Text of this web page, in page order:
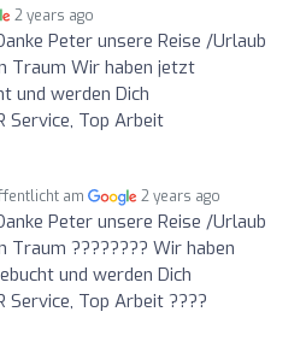
2 years ago
Peter unsere Reise /Urlaub
Traum Wir haben jetzt
und werden Dich
Service, Top Arbeit
am 2 years ago
Peter unsere Reise /Urlaub
???????? Wir haben
und werden Dich
Service, Top Arbeit ????